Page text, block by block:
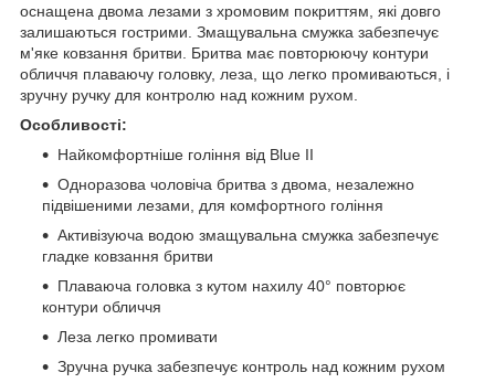
оснащена двома лезами з хромовим покриттям, які довго
залишаються гострими. Змащувальна смужка забезпечує
м'яке ковзання бритви. Бритва має повторюючу контури
обличчя плаваючу головку, леза, що легко промиваються, і
зручну ручку для контролю над кожним рухом.
Особливості:
Найкомфортніше гоління від Blue II
Одноразова чоловіча бритва з двома, незалежно
підвішеними лезами, для комфортного гоління
Активізуюча водою змащувальна смужка забезпечує
гладке ковзання бритви
Плаваюча головка з кутом нахилу 40° повторює
контури обличчя
Леза легко промивати
Зручна ручка забезпечує контроль над кожним рухом